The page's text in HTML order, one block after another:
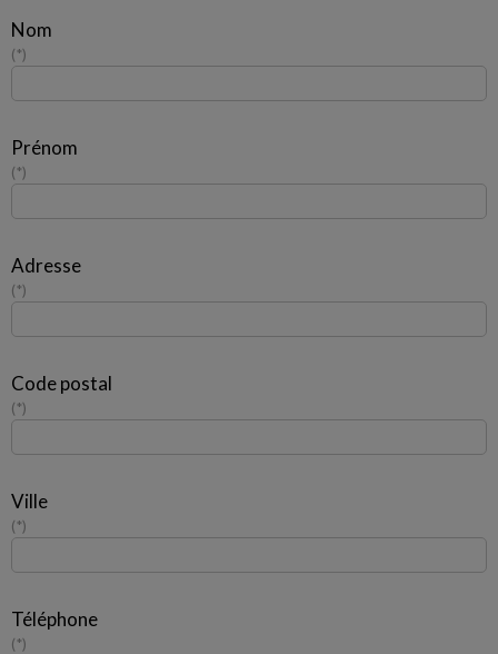
Nom
*
Prénom
*
Adresse
*
Code postal
*
Ville
*
Téléphone
*